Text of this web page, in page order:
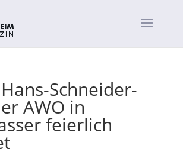
Schneider-
AWO in
feierlich